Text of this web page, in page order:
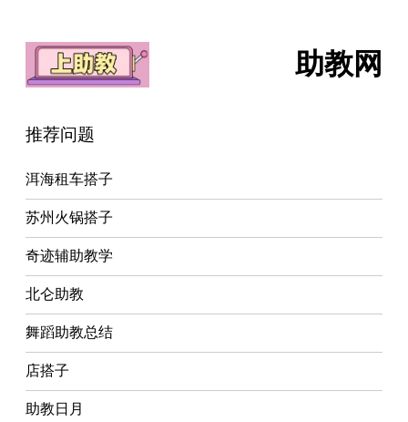
助教网
推荐问题
洱海租车搭子
苏州火锅搭子
奇迹辅助教学
北仑助教
舞蹈助教总结
店搭子
助教日月